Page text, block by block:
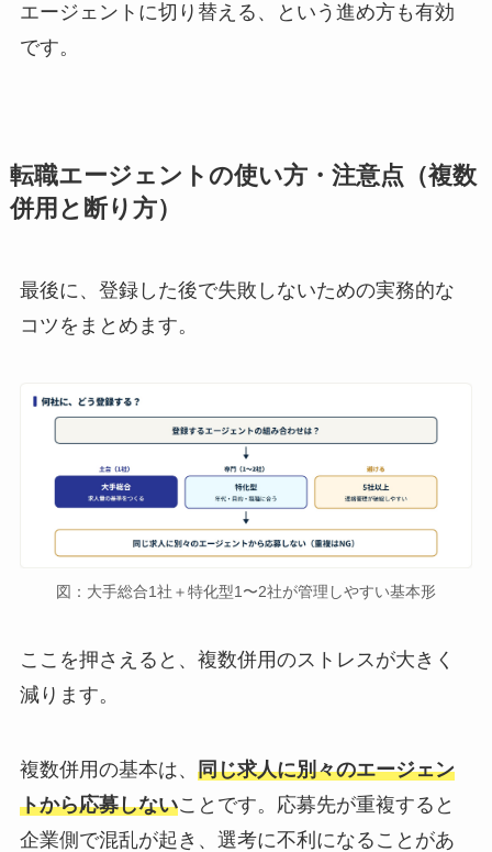
エージェントに切り替える、という進め方も有効
です。
転職エージェントの使い方・注意点（複数
併用と断り方）
最後に、登録した後で失敗しないための実務的な
コツをまとめます。
図：大手総合1社＋特化型1〜2社が管理しやすい基本形
ここを押さえると、複数併用のストレスが大きく
減ります。
複数併用の基本は、 同じ求人に別々のエージェン
トから応募しないことです。応募先が重複すると
企業側で混乱が起き、選考に不利になることがあ